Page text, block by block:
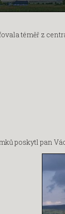
téměř z
poskytl pan